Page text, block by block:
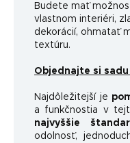
Budete mať
vlastnom interiéri,
dekorácií, ohmatať
textúru.
Objednajte si
Najdôležitejší je
a funkčnostia v
najvyššie
odolnosť,